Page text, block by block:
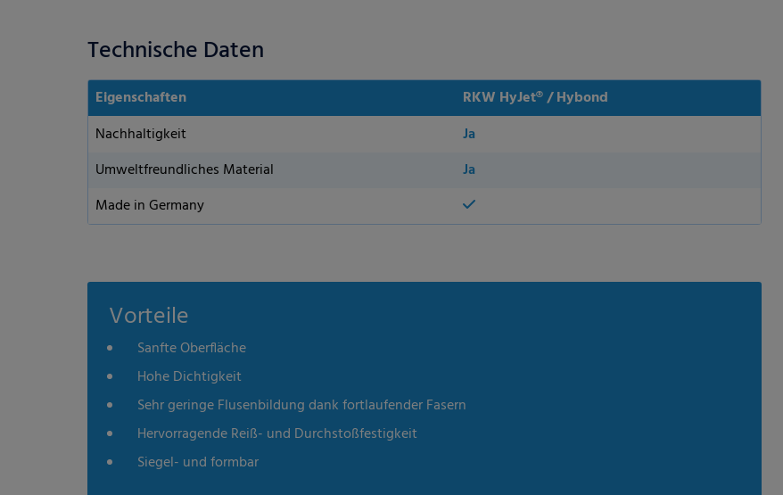
Technische Daten
Eigenschaften
RKW HyJet® / Hybond
Nachhaltigkeit
Ja
Umweltfreundliches Material
Ja
Made in Germany
Vorteile
Sanfte Oberfläche
Hohe Dichtigkeit
Sehr geringe Flusenbildung dank fortlaufender Fasern
Hervorragende Reiß- und Durchstoßfestigkeit
Siegel- und formbar